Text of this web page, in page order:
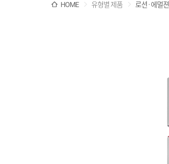
HOME 유형별 제품 로션 · 에멀젼